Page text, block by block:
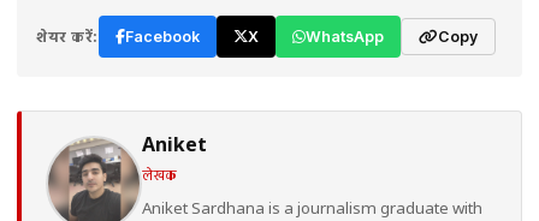
शेयर करें: Facebook X WhatsApp Copy
Aniket
लेखक
Aniket Sardhana is a journalism graduate with